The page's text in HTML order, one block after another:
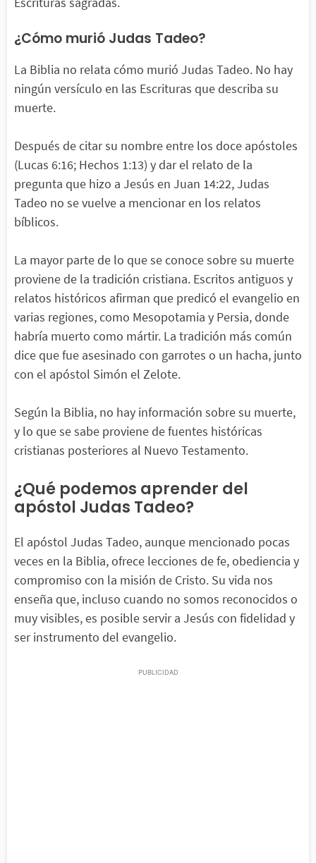
¿Cómo murió Judas Tadeo?
La Biblia no relata cómo murió Judas Tadeo. No hay
ningún versículo en las Escrituras que describa su
muerte.
Después de citar su nombre entre los doce apóstoles
(Lucas 6:16; Hechos 1:13) y dar el relato de la
pregunta que hizo a Jesús en Juan 14:22, Judas
Tadeo no se vuelve a mencionar en los relatos
bíblicos.
La mayor parte de lo que se conoce sobre su muerte
proviene de la tradición cristiana. Escritos antiguos y
relatos históricos afirman que predicó el evangelio en
varias regiones, como Mesopotamia y Persia, donde
habría muerto como mártir. La tradición más común
dice que fue asesinado con garrotes o un hacha, junto
con el apóstol Simón el Zelote.
Según la Biblia, no hay información sobre su muerte,
y lo que se sabe proviene de fuentes históricas
cristianas posteriores al Nuevo Testamento.
¿Qué podemos aprender del
apóstol Judas Tadeo?
El apóstol Judas Tadeo, aunque mencionado pocas
veces en la Biblia, ofrece lecciones de fe, obediencia y
compromiso con la misión de Cristo. Su vida nos
enseña que, incluso cuando no somos reconocidos o
muy visibles, es posible servir a Jesús con fidelidad y
ser instrumento del evangelio.